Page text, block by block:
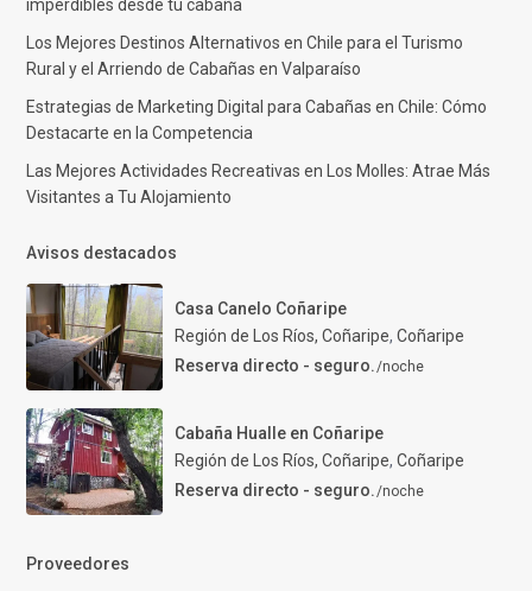
imperdibles desde tu cabaña
Los Mejores Destinos Alternativos en Chile para el Turismo
Rural y el Arriendo de Cabañas en Valparaíso
Estrategias de Marketing Digital para Cabañas en Chile: Cómo
Destacarte en la Competencia
Las Mejores Actividades Recreativas en Los Molles: Atrae Más
Visitantes a Tu Alojamiento
Avisos destacados
Casa Canelo Coñaripe
Región de Los Ríos, Coñaripe, Coñaripe
Reserva directo - seguro./noche
Cabaña Hualle en Coñaripe
Región de Los Ríos, Coñaripe, Coñaripe
Reserva directo - seguro./noche
Proveedores